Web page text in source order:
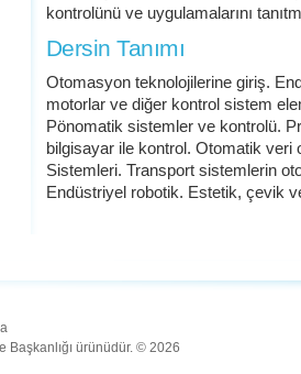
kontrolünü ve uygulamalarını
Dersin Tanımı
Otomasyon teknolojilerine giriş.
motorlar ve diğer kontrol sistem
Pönomatik sistemler ve kontrolü.
bilgisayar ile kontrol. Otomatik
Sistemleri. Transport sistemlerin
Endüstriyel robotik. Estetik, çevik
Başkanlığı ürünüdür. © 2026